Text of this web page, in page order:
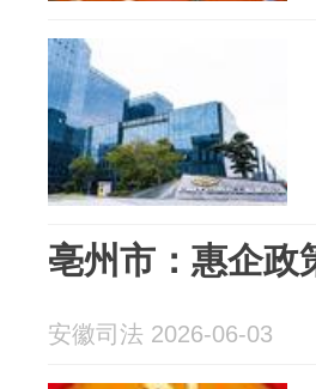
亳州市：惠企政
安徽司法 2026-06-03